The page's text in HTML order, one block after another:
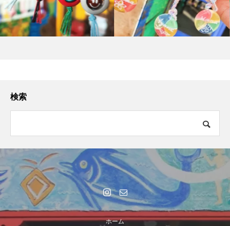
検索
ホーム